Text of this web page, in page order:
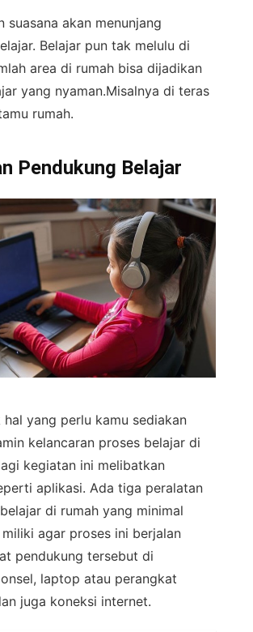
suasana akan menunjang
Belajar pun tak melulu di
area di rumah bisa dijadikan
yang nyaman.Misalnya di teras
rumah.
Pendukung Belajar
hal yang perlu kamu sediakan
kelancaran proses belajar di
kegiatan ini melibatkan
aplikasi. Ada tiga peralatan
di rumah yang minimal
agar proses ini berjalan
pendukung tersebut di
laptop atau perangkat
juga koneksi internet.